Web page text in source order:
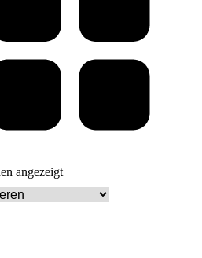
angezeigtNach
Aktualität
sortiert